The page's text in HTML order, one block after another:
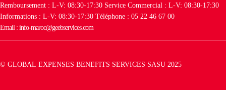
Remboursement : L-V: 08:30-17:30 Service Commercial : L-V: 08:30-17:30
Informations : L-V: 08:30-17:30 Téléphone : 05 22 46 67 00
Email : info-maroc@geebservices.com
© GLOBAL EXPENSES BENEFITS SERVICES SASU 2025